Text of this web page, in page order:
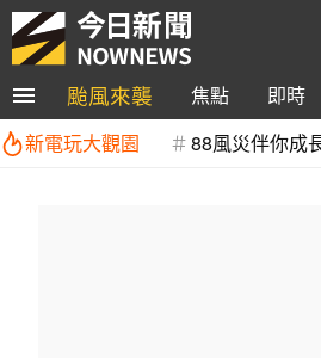
颱風來襲 焦點 即時
新電玩大觀園
88風災伴你成